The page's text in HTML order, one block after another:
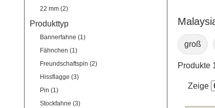
22 mm (2)
Produkttyp
Bannerfahne (1)
Fähnchen (1)
Freundschaftspin (2)
Hissflagge (3)
Pin (1)
Stockfahne (3)
groß
Produkte
Zeige